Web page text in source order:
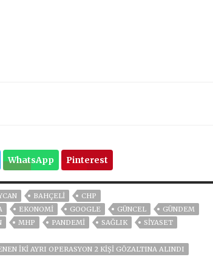
WhatsApp Pinterest
BAHÇELİ
CHP
EKONOMİ GOOGLE GÜNCEL
GÜNDEM
MHP PANDEMİ SAĞLIK
SİYASET
IKI AYRI OPERASYON 2 KIŞI GÖZALTINA ALINDI